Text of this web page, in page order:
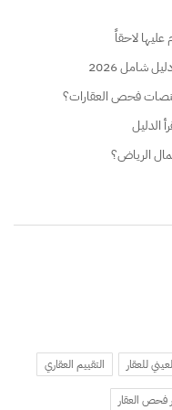
شامل 2026
فحص العقارات؟
الدليل
الرياض؟
للعقار التقييم العقاري
فحص العقار